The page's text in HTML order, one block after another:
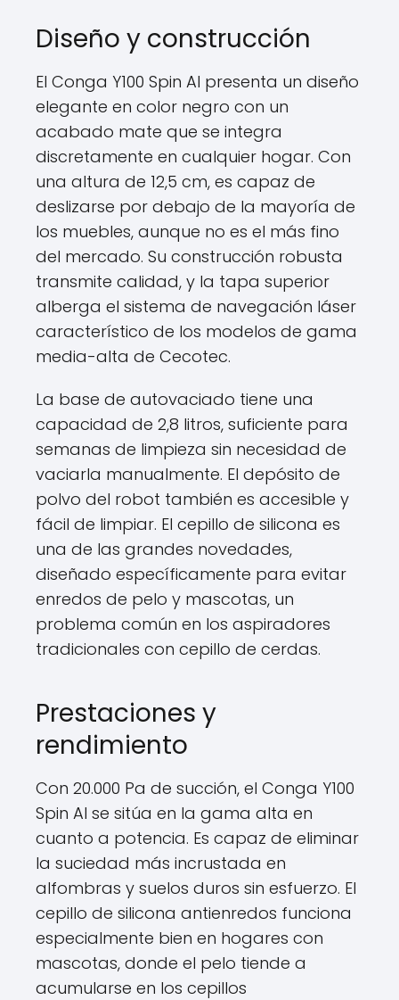
Diseño y construcción
El Conga Y100 Spin AI presenta un diseño
elegante en color negro con un
acabado mate que se integra
discretamente en cualquier hogar. Con
una altura de 12,5 cm, es capaz de
deslizarse por debajo de la mayoría de
los muebles, aunque no es el más fino
del mercado. Su construcción robusta
transmite calidad, y la tapa superior
alberga el sistema de navegación láser
característico de los modelos de gama
media-alta de Cecotec.
La base de autovaciado tiene una
capacidad de 2,8 litros, suficiente para
semanas de limpieza sin necesidad de
vaciarla manualmente. El depósito de
polvo del robot también es accesible y
fácil de limpiar. El cepillo de silicona es
una de las grandes novedades,
diseñado específicamente para evitar
enredos de pelo y mascotas, un
problema común en los aspiradores
tradicionales con cepillo de cerdas.
Prestaciones y
rendimiento
Con 20.000 Pa de succión, el Conga Y100
Spin AI se sitúa en la gama alta en
cuanto a potencia. Es capaz de eliminar
la suciedad más incrustada en
alfombras y suelos duros sin esfuerzo. El
cepillo de silicona antienredos funciona
especialmente bien en hogares con
mascotas, donde el pelo tiende a
acumularse en los cepillos